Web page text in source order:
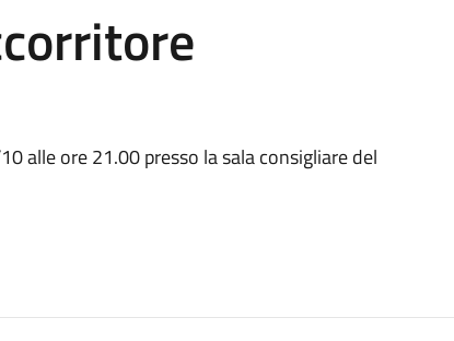
alle ore 21.00 presso la sala consigliare del